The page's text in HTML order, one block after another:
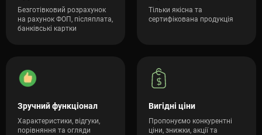
Безготівковий розрахунок
на рахунок ФОП, післяплата,
банківські картки
Тільки якісна та
сертифікована продукція
Зручний функціонал
Характеристики, відгуки,
порівняння та огляди
Вигідні ціни
Пропонуємо конкурентні
ціни, знижки, акції та